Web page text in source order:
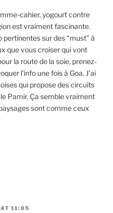
cahier, yogourt contre
est vraiment fascinante.
pertinentes sur des “must” à
que vous croiser qui vont
la route de la soie, prenez-
l’info une fois à Goa. J’ai
qui propose des circuits
Pamir. Ça semble vraiment
sont comme ceux
11:05